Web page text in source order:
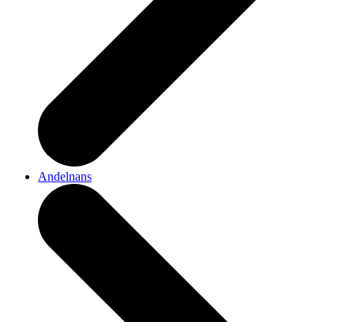
Andelnans